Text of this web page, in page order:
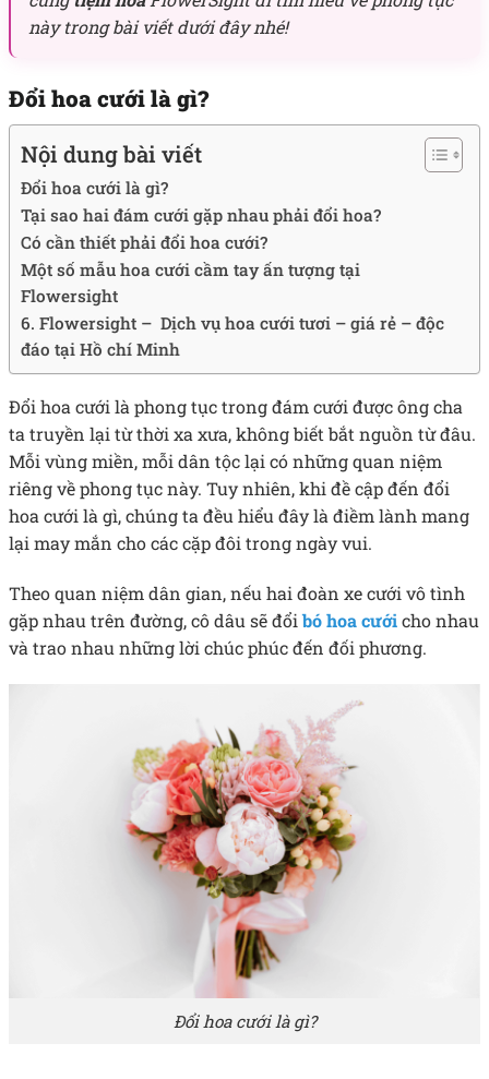
này trong bài viết dưới đây nhé!
Đổi hoa cưới là gì?
Nội dung bài viết
Đổi hoa cưới là gì?
Tại sao hai đám cưới gặp nhau phải đổi hoa?
Có cần thiết phải đổi hoa cưới?
Một số mẫu hoa cưới cầm tay ấn tượng tại
Flowersight
6. Flowersight – Dịch vụ hoa cưới tươi – giá rẻ – độc
đáo tại Hồ chí Minh
Đổi hoa cưới là phong tục trong đám cưới được ông cha
ta truyền lại từ thời xa xưa, không biết bắt nguồn từ đâu.
Mỗi vùng miền, mỗi dân tộc lại có những quan niệm
riêng về phong tục này. Tuy nhiên, khi đề cập đến đổi
hoa cưới là gì, chúng ta đều hiểu đây là điềm lành mang
lại may mắn cho các cặp đôi trong ngày vui.
Theo quan niệm dân gian, nếu hai đoàn xe cưới vô tình
gặp nhau trên đường, cô dâu sẽ đổibó hoa cướicho nhau
và trao nhau những lời chúc phúc đến đối phương.
Đổi hoa cưới là gì?